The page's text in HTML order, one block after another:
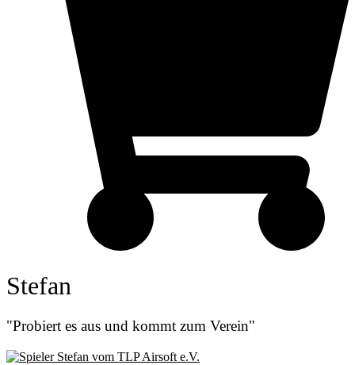
Stefan
"Probiert es aus und kommt zum Verein"